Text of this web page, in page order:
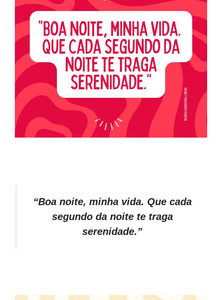
“Boa noite, minha vida. Que cada
segundo da noite te traga
serenidade.”